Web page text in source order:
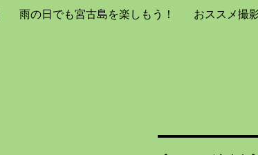
雨の日でも宮古島を楽しもう！ おススメ撮